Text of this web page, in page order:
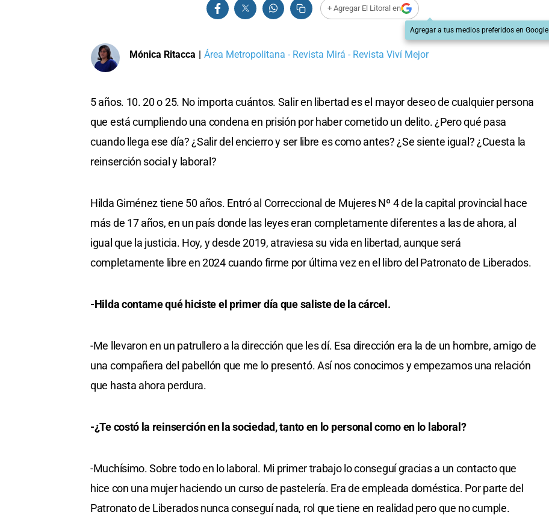
+ Agregar El Litoral en
Agregar a tus medios preferidos en Google
Mónica Ritacca | Área Metropolitana - Revista Mirá - Revista Viví Mejor
5 años. 10. 20 o 25. No importa cuántos. Salir en libertad es el mayor deseo de cualquier persona
que está cumpliendo una condena en prisión por haber cometido un delito. ¿Pero qué pasa
cuando llega ese día? ¿Salir del encierro y ser libre es como antes? ¿Se siente igual? ¿Cuesta la
reinserción social y laboral?
Hilda Giménez tiene 50 años. Entró al Correccional de Mujeres Nº 4 de la capital provincial hace
más de 17 años, en un país donde las leyes eran completamente diferentes a las de ahora, al
igual que la justicia. Hoy, y desde 2019, atraviesa su vida en libertad, aunque será
completamente libre en 2024 cuando firme por última vez en el libro del Patronato de Liberados.
-Hilda contame qué hiciste el primer día que saliste de la cárcel.
-Me llevaron en un patrullero a la dirección que les dí. Esa dirección era la de un hombre, amigo de
una compañera del pabellón que me lo presentó. Así nos conocimos y empezamos una relación
que hasta ahora perdura.
-¿Te costó la reinserción en la sociedad, tanto en lo personal como en lo laboral?
-Muchísimo. Sobre todo en lo laboral. Mi primer trabajo lo conseguí gracias a un contacto que
hice con una mujer haciendo un curso de pastelería. Era de empleada doméstica. Por parte del
Patronato de Liberados nunca conseguí nada, rol que tiene en realidad pero que no cumple.